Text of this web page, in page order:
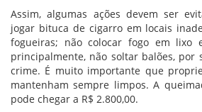
Assim, algumas ações devem ser
jogar bituca de cigarro em locais
fogueiras; não colocar fogo em lixo
principalmente, não soltar balões, por
crime. É muito importante que
mantenham sempre limpos. A
pode chegar a R$ 2.800,00.